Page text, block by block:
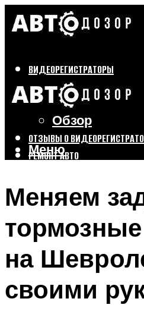
ВИДЕОРЕГИСТРАТОРЫ
Бренды
Выбор
Обзор
ОТЗЫВЫ О
РЕМОНТ АВТО
Меню
Меняем
на
своими